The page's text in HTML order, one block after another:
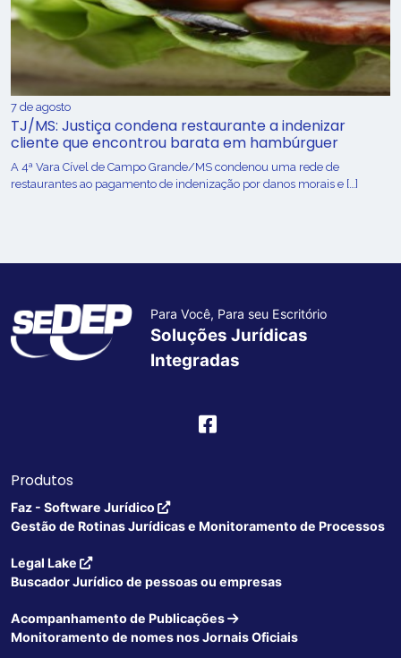
7 de agosto
TJ/MS: Justiça condena restaurante a indenizar
cliente que encontrou barata em hambúrguer
A 4ª Vara Cível de Campo Grande/MS condenou uma rede de
restaurantes ao pagamento de indenização por danos morais e […]
Para Você, Para seu Escritório
Soluções Jurídicas
Integradas
Produtos
Faz - Software Jurídico
Gestão de Rotinas Jurídicas e Monitoramento de Processos
Legal Lake
Buscador Jurídico de pessoas ou empresas
Acompanhamento de Publicações
Monitoramento de nomes nos Jornais Oficiais